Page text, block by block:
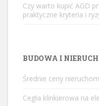
Czy warto kupić AGD
praktyczne kryteria i
BUDOWA I
Średnie ceny
Cegła klinkierowa na